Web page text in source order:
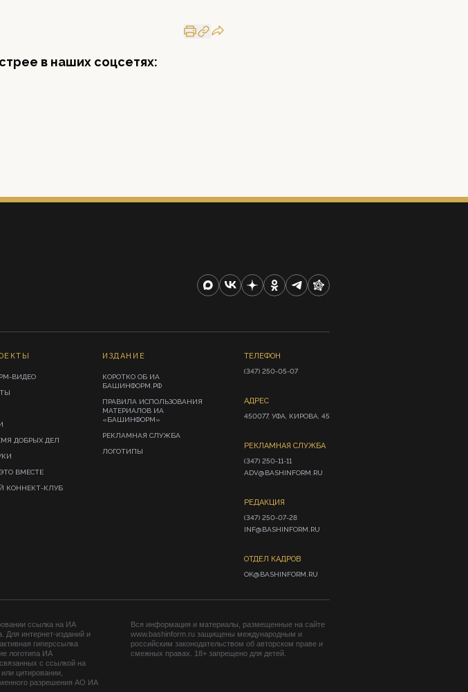
в наших соцсетях:
ВИДЕО
ДОБРЫХ ДЕЛ
ВМЕСТЕ
КОННЕКТ-КЛУБ
ИЗДАНИЕ
КОРОТКО ОБ ИА
БАШИНФОРМ.РФ
ПРАВИЛА ИСПОЛЬЗОВАНИЯ
МАТЕРИАЛОВ ИА
«БАШИНФОРМ»
РЕКЛАМНАЯ СЛУЖБА
ЛОГОТИПЫ
ТЕЛЕФОН
(347) 250-05-07
АДРЕС
450077, УФА, КИРОВА, 45
РЕКЛАМНАЯ СЛУЖБА
(347) 250-11-11
ADV@BASHINFORM.RU
РЕДАКЦИЯ
(347) 250-07-28
INF@BASHINFORM.RU
ОТДЕЛ КАДРОВ
OK@BASHINFORM.RU
ссылка на ИА
Для интернет-изданий и
гиперссылка
логотипа ИА
с ссылкой на
цитировании,
разрешения АО ИА
Вся информация и материалы, размещенные на сайте
www.bashinform.ru защищены международным и
российским законодательством об авторском праве и
смежных правах. 18+ запрещено для детей.